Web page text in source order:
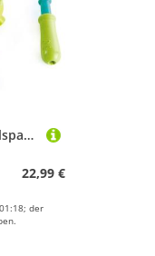
Hape Badespielzeug Angelspaß-Set
22,99 €
der